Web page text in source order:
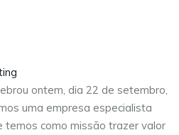
ontem, dia 22 de setembro,
uma empresa especialista
temos como missão trazer valor